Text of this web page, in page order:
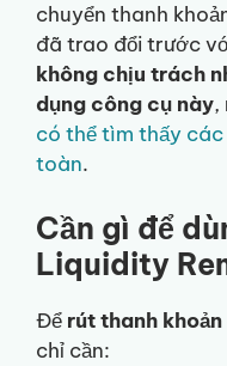
chuyển thanh
đã trao đổi trước
không chịu trách
dụng công cụ này,
có thể tìm thấy
toàn.
Cần gì để
Liquidity
Để rút thanh
chỉ cần: